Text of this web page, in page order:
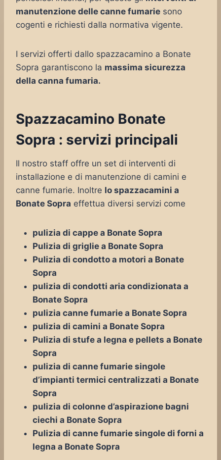
manutenzione delle canne fumarie sono
cogenti e richiesti dalla normativa vigente.
I servizi offerti dallo spazzacamino a Bonate
Sopra garantiscono la massima sicurezza
della canna fumaria.
Spazzacamino Bonate
Sopra : servizi principali
Il nostro staff offre un set di interventi di
installazione e di manutenzione di camini e
canne fumarie. Inoltre lo spazzacamini a
Bonate Sopra effettua diversi servizi come
pulizia di cappe a Bonate Sopra
Pulizia di griglie a Bonate Sopra
Pulizia di condotto a motori a Bonate
Sopra
pulizia di condotti aria condizionata a
Bonate Sopra
pulizia canne fumarie a Bonate Sopra
pulizia di camini a Bonate Sopra
Pulizia di stufe a legna e pellets a Bonate
Sopra
pulizia di canne fumarie singole
d’impianti termici centralizzati a Bonate
Sopra
pulizia di colonne d’aspirazione bagni
ciechi a Bonate Sopra
Pulizia di canne fumarie singole di forni a
legna a Bonate Sopra